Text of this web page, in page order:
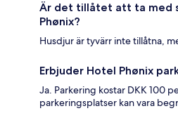
Är det tillåtet att ta med
Phønix?
Husdjur är tyvärr inte tillåtna,
Erbjuder Hotel Phønix
Ja. Parkering kostar DKK 100
parkeringsplatser kan vara